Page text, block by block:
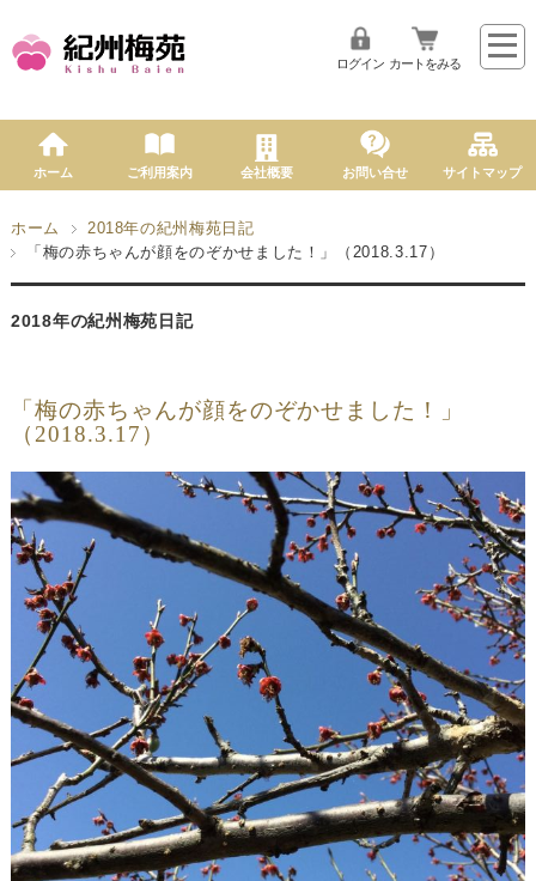
ログイン カートをみる
ホーム ご利用案内 会社概要 お問い合せ サイトマップ
ホーム
2018年の紀州梅苑日記
「梅の赤ちゃんが顔をのぞかせました！」（2018.3.17）
2018年の紀州梅苑日記
「梅の赤ちゃんが顔をのぞかせました！」
（2018.3.17）